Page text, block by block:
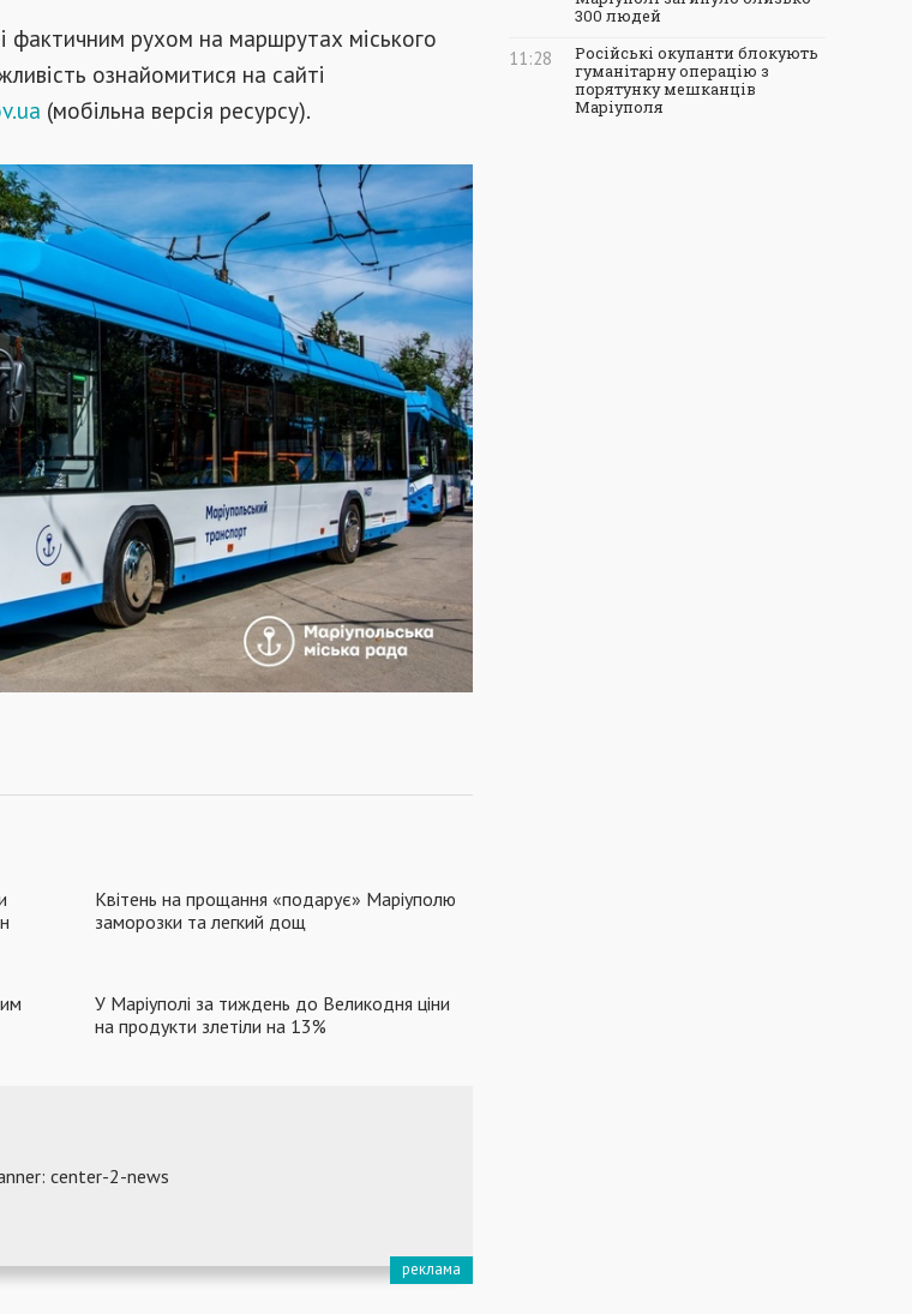
рухом на маршрутах міського
ознайомитися на сайті
(мобільна версія ресурсу).
Квітень на прощання «подарує» Маріуполю
заморозки та легкий дощ
У Маріуполі за тиждень до Великодня ціни
на продукти злетіли на 13%
300 людей
11:28
Російські окупанти блокують
гуманітарну операцію з
порятунку мешканців
Маріуполя